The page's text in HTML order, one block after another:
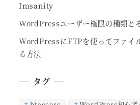
Imsanity
WordPressユーザー権限の種類と
WordPressにFTPを使ってファイ
る方法
タグ